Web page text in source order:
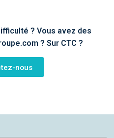
? Vous avez des
? Sur CTC ?
nous